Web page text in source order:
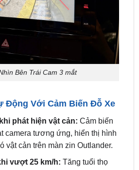
Bên Trái Cam 3 mắt
Động Với Cảm Biến Đỗ Xe
camera tương ứng, hiển thị hình
vật cản trên màn zin Outlander.
vượt 25 km/h: Tăng tuổi thọ
khích sử dụng gương chiếu hậu